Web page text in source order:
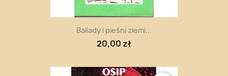
Ballady i pieśni ziemi...
20,00 zł